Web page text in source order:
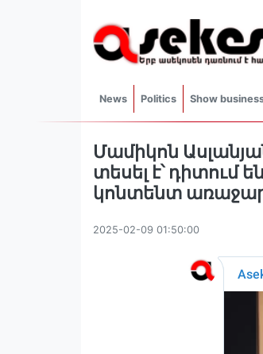
News Politics Show
Մամիկոն
տեսել է՝ դիտում
կոնտենտ
2025-02-09 01:50:00